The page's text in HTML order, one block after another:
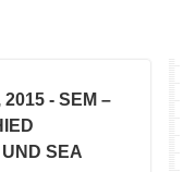
2015 - SEM –
SEA